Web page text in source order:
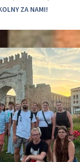
ZA NAMI!